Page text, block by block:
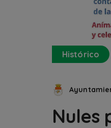
Histórico
Nules